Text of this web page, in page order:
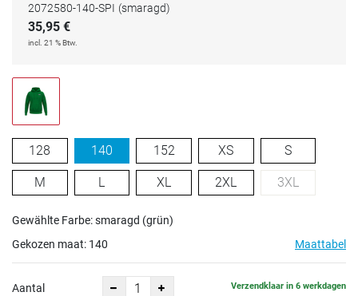
2072580-140-SPI (smaragd)
35,95 €
incl. 21 % Btw.
128 140 152 XS S
M L XL 2XL 3XL
Gewählte Farbe: smaragd (grün)
Gekozen maat: 140 Maattabel
Aantal Verzendklaar in 6 werkdagen